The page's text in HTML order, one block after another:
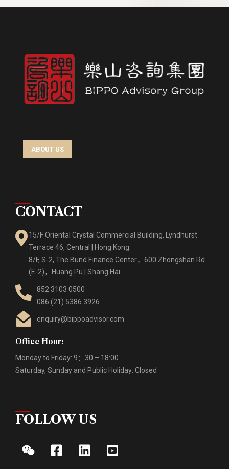
ABOUT US
CONTACT
15/F Oriental Crystal Commercial Building, Lyndhurst
Terrace 46, Central | Hong Kong
8/F, S-2, The Bund Finance Center，600 Zhongshan Rd
(E-2)，Huang Pu | Shang Hai
852 3103 0500
086 (21) 5386 3926
enquiry@bippoadvisor.com
Office Hour:
Monday to Friday: 9：30 – 18:00
Saturday, Sunday and Public Holiday: Closed
FOLLOW US